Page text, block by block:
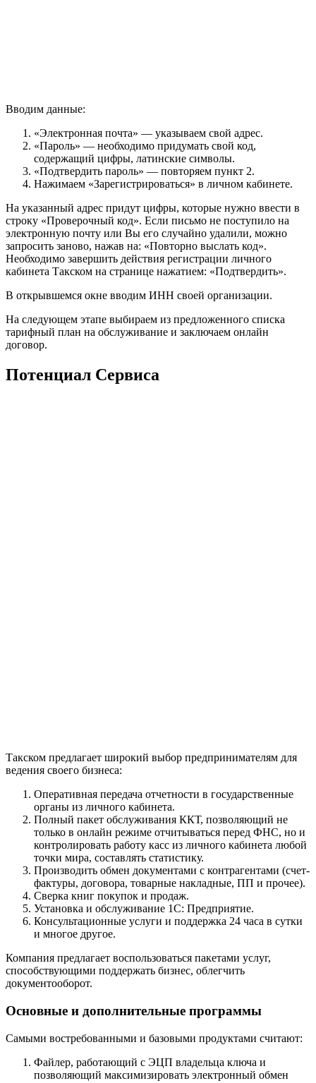
Вводим данные:
«Электронная почта» — указываем свой адрес.
«Пароль» — необходимо придумать свой код,
содержащий цифры, латинские символы.
«Подтвердить пароль» — повторяем пункт 2.
Нажимаем «Зарегистрироваться» в личном кабинете.
На указанный адрес придут цифры, которые нужно ввести в
строку «Проверочный код». Если письмо не поступило на
электронную почту или Вы его случайно удалили, можно
запросить заново, нажав на: «Повторно выслать код».
Необходимо завершить действия регистрации личного
кабинета Такском на странице нажатием: «Подтвердить».
В открывшемся окне вводим ИНН своей организации.
На следующем этапе выбираем из предложенного списка
тарифный план на обслуживание и заключаем онлайн
договор.
Потенциал Сервиса
Такском предлагает широкий выбор предпринимателям для
ведения своего бизнеса:
Оперативная передача отчетности в государственные
органы из личного кабинета.
Полный пакет обслуживания ККТ, позволяющий не
только в онлайн режиме отчитываться перед ФНС, но и
контролировать работу касс из личного кабинета любой
точки мира, составлять статистику.
Производить обмен документами с контрагентами (счет-
фактуры, договора, товарные накладные, ПП и прочее).
Сверка книг покупок и продаж.
Установка и обслуживание 1С: Предприятие.
Консультационные услуги и поддержка 24 часа в сутки
и многое другое.
Компания предлагает воспользоваться пакетами услуг,
способствующими поддержать бизнес, облегчить
документооборот.
Основные и дополнительные программы
Самыми востребованными и базовыми продуктами считают:
Файлер, работающий с ЭЦП владельца ключа и
позволяющий максимизировать электронный обмен